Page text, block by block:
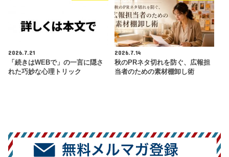
2026.7.21
「続きはWEBで」の一言に隠さ
れた巧妙な心理トリック
2026.7.14
秋のPRネタ切れを防ぐ、広報担
当者のための素材棚卸し術